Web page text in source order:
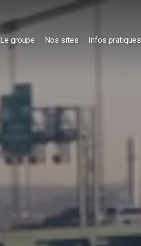
Le groupe Nos sites Infos pratiques